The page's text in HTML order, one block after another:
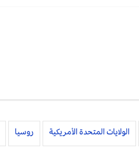
الولايات المتحدة الأمريكية روسيا